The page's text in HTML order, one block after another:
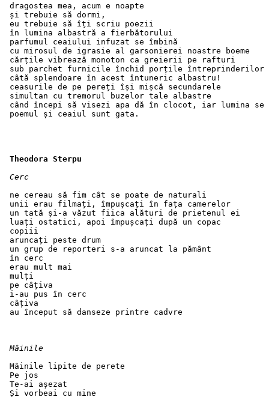
dragostea mea, acum e noapte
și trebuie să dormi,
eu trebuie să îți scriu poezii
în lumina albastră a fierbătorului
parfumul ceaiului infuzat se îmbină
cu mirosul de igrasie al garsonierei noastre boeme
cărțile vibrează monoton ca greierii pe rafturi
sub parchet furnicile închid porțile întreprinderilor
câtă splendoare în acest întuneric albastru!
ceasurile de pe pereți își mișcă secundarele
simultan cu tremorul buzelor tale albastre
când începi să visezi apa dă în clocot, iar lumina
poemul și ceaiul sunt gata.
Theodora Sterpu
Cerc
ne cereau să fim cât se poate de naturali
unii erau filmați, împușcați în fața camerelor
un tată și-a văzut fiica alături de prietenul ei
luați ostatici, apoi împușcați după un copac
copiii
aruncați peste drum
un grup de reporteri s-a aruncat la pământ
în cerc
erau mult mai
mulți
pe câțiva
i-au pus în cerc
câțiva
au început să danseze printre cadvre
Mâinile
Mâinile lipite de perete
Pe jos
Te-ai așezat
Și vorbeai cu mine